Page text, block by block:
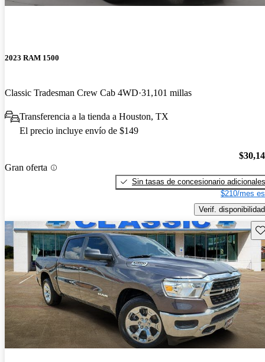
2023 RAM 1500
Classic Tradesman Crew Cab 4WD 31,101 millas
Transferencia a la tienda a Houston, TX
El precio incluye envío de $149
Gran oferta
Sin tasas de concesionario adicionales
$210/mes
Verif. disponibilidad